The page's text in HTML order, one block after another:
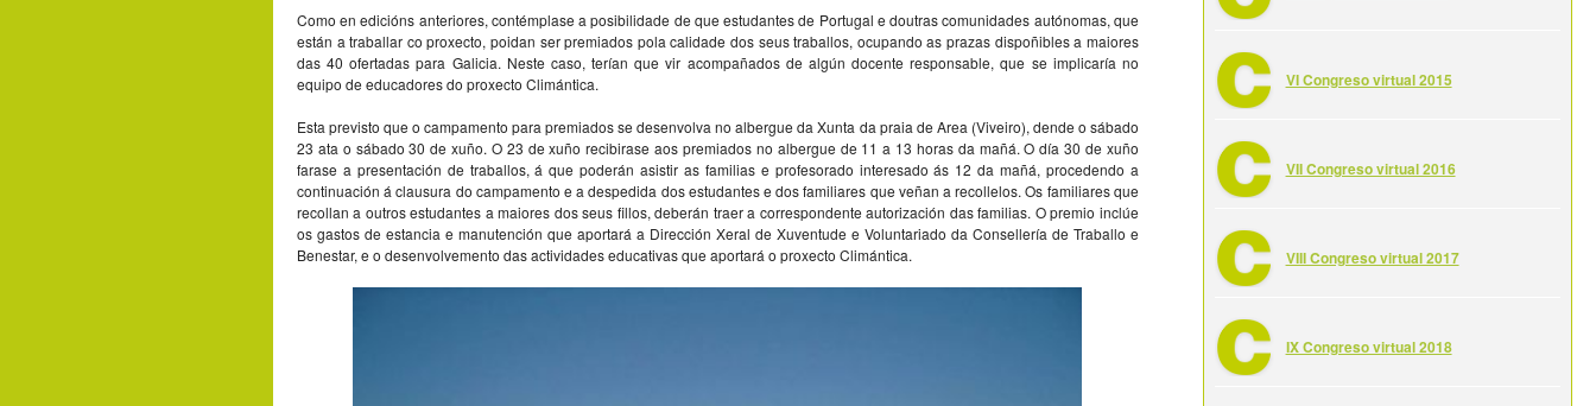
Como en edicións anteriores, contémplase a posibilidade de que estudantes de Portugal e doutras comunidades autónomas, que
están a traballar co proxecto, poidan ser premiados pola calidade dos seus traballos, ocupando as prazas dispoñibles a maiores
das 40 ofertadas para Galicia. Neste caso, terían que vir acompañados de algún docente responsable, que se implicaría no
equipo de educadores do proxecto Climántica.
Esta previsto que o campamento para premiados se desenvolva no albergue da Xunta da praia de Area (Viveiro), dende o sábado
23 ata o sábado 30 de xuño. O 23 de xuño recibirase aos premiados no albergue de 11 a 13 horas da mañá. O día 30 de xuño
farase a presentación de traballos, á que poderán asistir as familias e profesorado interesado ás 12 da mañá, procedendo a
continuación á clausura do campamento e a despedida dos estudantes e dos familiares que veñan a recollelos. Os familiares que
recollan a outros estudantes a maiores dos seus fillos, deberán traer a correspondente autorización das familias. O premio inclúe
os gastos de estancia e manutención que aportará a Dirección Xeral de Xuventude e Voluntariado da Consellería de Traballo e
Benestar, e o desenvolvemento das actividades educativas que aportará o proxecto Climántica.
VI Congreso virtual 2015
VII Congreso virtual 2016
VIII Congreso virtual 2017
IX Congreso virtual 2018